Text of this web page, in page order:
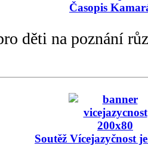
Časopis
děti na poznání
Soutěž Vícejazyčnost